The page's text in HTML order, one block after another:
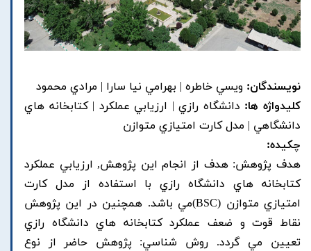
نویسندگان: ويسي خاطره | بهرامي نيا سارا | مرادي محمود
کلیدواژه ها: دانشگاه رازي | ارزيابي عملکرد | کتابخانه هاي
دانشگاهي | مدل کارت امتيازي متوازن
چکیده:
هدف پژوهش: هدف از انجام اين پژوهش, ارزيابي عملکرد
کتابخانه هاي دانشگاه رازي با استفاده از مدل کارت
امتيازي متوازن (BSC)مي باشد. همچنين در اين پژوهش
نقاط قوت و ضعف عملکرد کتابخانه هاي دانشگاه رازي
تعيين مي گردد. روش شناسي: پژوهش حاضر از نوع